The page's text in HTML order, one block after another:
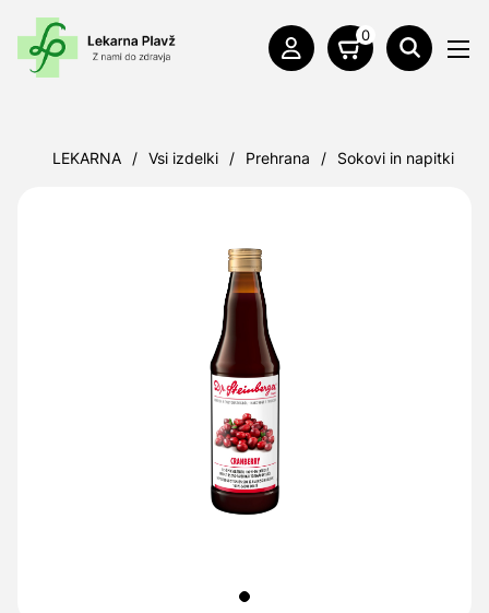
0
LEKARNA / Vsi izdelki / Prehrana / Sokovi in napitki